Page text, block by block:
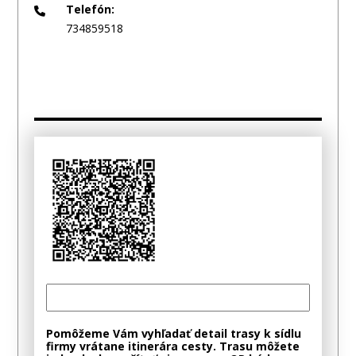
Telefón:
734859518
Pomôžeme Vám vyhľadať detail trasy k sídlu
firmy vrátane itinerára cesty. Trasu môžete